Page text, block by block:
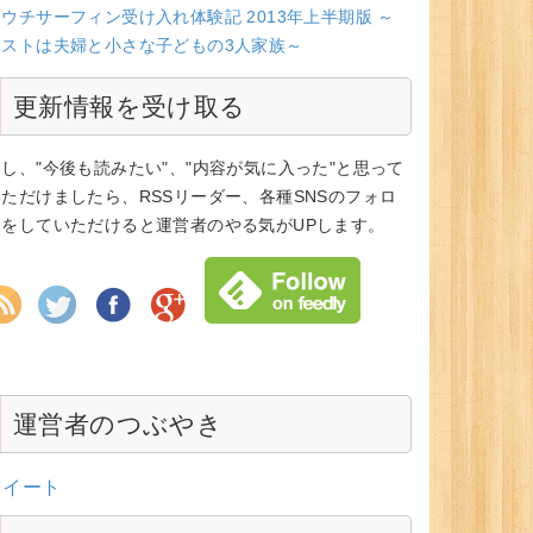
チサーフィン受け入れ体験記 2013年上半期版 ～
トは夫婦と小さな子どもの3人家族～
更新情報を受け取る
、"今後も読みたい"、"内容が気に入った"と思って
だけましたら、RSSリーダー、各種SNSのフォロ
していただけると運営者のやる気がUPします。
運営者のつぶやき
ート